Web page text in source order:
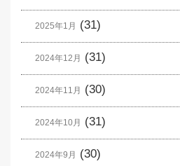
2025年1月 (31)
2024年12月 (31)
2024年11月 (30)
2024年10月 (31)
2024年9月 (30)